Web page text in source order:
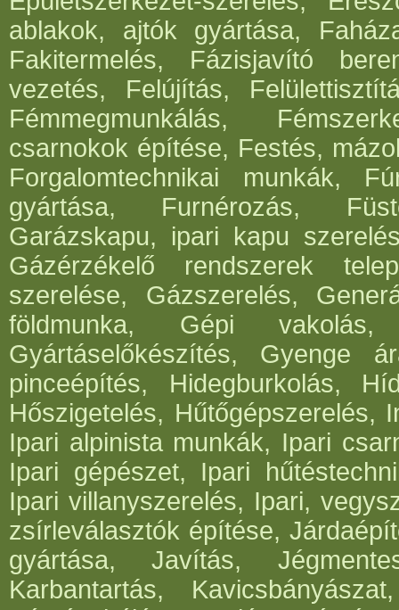
ablakok, ajtók gyártása,
Fakitermelés, Fázisjavító
vezetés, Felújítás,
Fémmegmunkálás,
csarnokok építése, Festés,
Forgalomtechnikai munkák,
gyártása, Furnérozás,
Garázskapu, ipari kapu
Gázérzékelő rendszerek
szerelése, Gázszerelés,
földmunka, Gépi vakolás,
Gyártáselőkészítés, Gyenge
pinceépítés, Hidegburkolás,
Hőszigetelés, Hűtőgépszerelés,
Ipari alpinista munkák, Ipari
Ipari gépészet, Ipari
Ipari villanyszerelés, Ipari,
zsírleválasztók építése,
gyártása, Javítás,
Karbantartás,